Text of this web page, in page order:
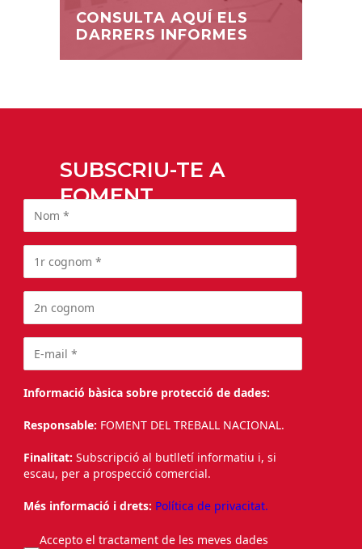
CONSULTA AQUÍ ELS
DARRERS INFORMES
SUBSCRIU-TE A
FOMENT
Informació bàsica sobre protecció de dades:
Responsable: FOMENT DEL TREBALL NACIONAL.
Finalitat: Subscripció al butlletí informatiu i, si
escau, per a prospecció comercial.
Més informació i drets: Política de privacitat.
Accepto el tractament de les meves dades